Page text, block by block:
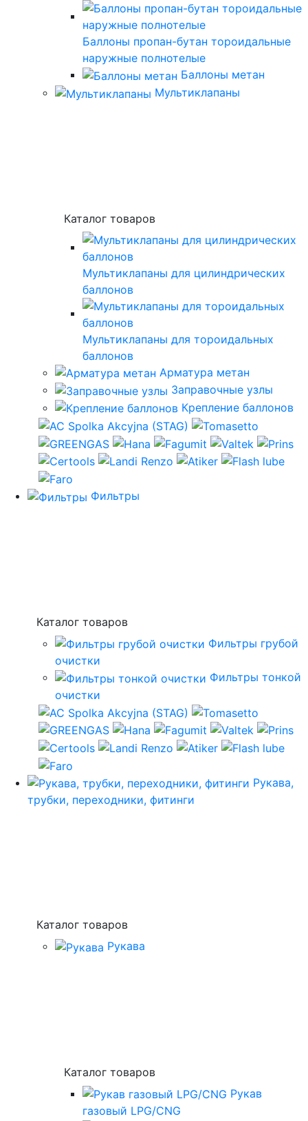
Баллоны пропан-бутан тороидальные
наружные полнотелые
Баллоны метан
Мультиклапаны
Каталог товаров
Мультиклапаны для цилиндрических
баллонов
Мультиклапаны для тороидальных
баллонов
Арматура метан
Заправочные узлы
Крепление баллонов
Фильтры
Каталог товаров
Фильтры грубой
очистки
Фильтры тонкой
очистки
Рукава,
трубки, переходники, фитинги
Каталог товаров
Рукава
Каталог товаров
Рукав
газовый LPG/CNG